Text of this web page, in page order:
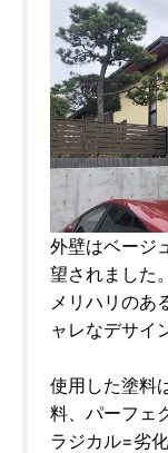
外壁はベージ
望されました。
メリハリのあ
ャレなデサイ
使用した塗料
料、パーフェ
ラジカル=劣